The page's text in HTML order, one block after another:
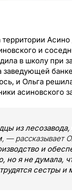
Асино
и
в школу при
заведующей
и Ольга
асиновского
из лесозавода,
, — рассказывает
и
но я не думала,
сестры и